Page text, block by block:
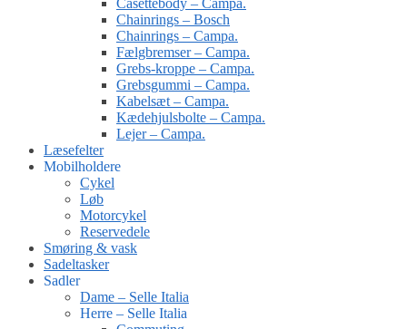
Casettebody – Campa.
Chainrings – Bosch
Chainrings – Campa.
Fælgbremser – Campa.
Grebs-kroppe – Campa.
Grebsgummi – Campa.
Kabelsæt – Campa.
Kædehjulsbolte – Campa.
Lejer – Campa.
Læsefelter
Mobilholdere
Cykel
Løb
Motorcykel
Reservedele
Smøring & vask
Sadeltasker
Sadler
Dame – Selle Italia
Herre – Selle Italia